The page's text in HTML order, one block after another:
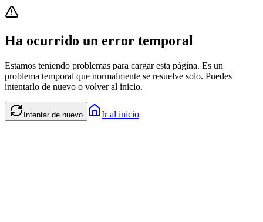
Ha ocurrido un error temporal
Estamos teniendo problemas para cargar esta página. Es un
problema temporal que normalmente se resuelve solo. Puedes
intentarlo de nuevo o volver al inicio.
Intentar de nuevo Ir al inicio